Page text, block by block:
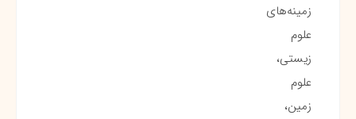
زمینه‌های
علوم
زیستی،
علوم
زمین،